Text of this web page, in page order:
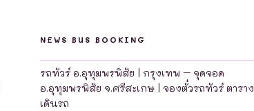
NEWS BUS BOOKING
รถทัวร์ อ.อุทุมพรพิสัย | กรุงเทพ – จุดจอด
อ.อุทุมพรพิสัย จ.ศรีสะเกษ | จองตั๋วรถทัวร์ ตาราง
เดินรถ